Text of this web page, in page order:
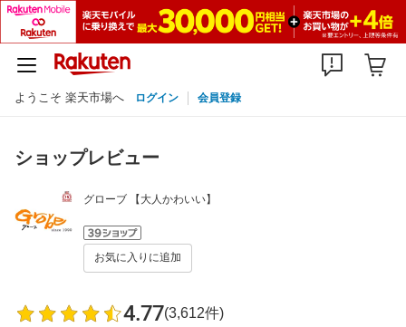
ようこそ 楽天市場へ ログイン 会員登録
ショップレビュー
グローブ 【大人かわいい】
お気に入りに追加
4.77(3,612件)